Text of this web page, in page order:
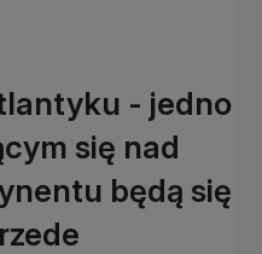
- jedno
się nad
będą się